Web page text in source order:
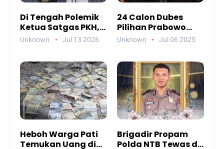
Di Tengah Polemik
Ketua Satgas PKH,
Ada Pesan Penting
Unknown Jul 13 2026
24 Calon Dubes
Pilihan Prabowo
Jalani Uji
Unknown Jul 06 2025
Heboh Warga Pati
Temukan Uang di
Brigadir Propam
Polda NTB Tewas di